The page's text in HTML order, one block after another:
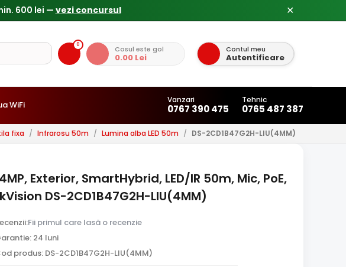
✕
0 Cosul este gol
0.00 Lei
Contul meu
Autentificare
WiFi Vanzari
0767 390 475
Tehnic
0765 487 387
fixa / Infrarosu 50m / Lumina alba LED 50m / DS-2CD1B47G2H-LIU(4MM)
Exterior, SmartHybrid, LED/IR 50m, Mic, PoE,
DS-2CD1B47G2H-LIU(4MM)
Fii primul care lasă o recenzie
24 luni
produs: DS-2CD1B47G2H-LIU(4MM)